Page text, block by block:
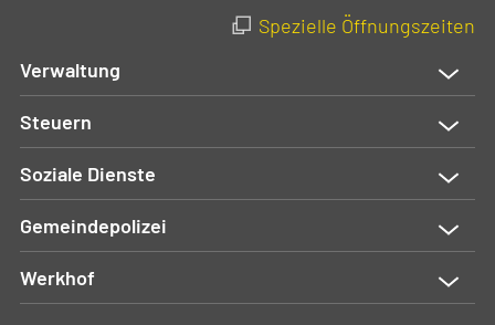
Spezielle Öffnungszeiten
Verwaltung
Steuern
Soziale Dienste
Gemeindepolizei
Werkhof